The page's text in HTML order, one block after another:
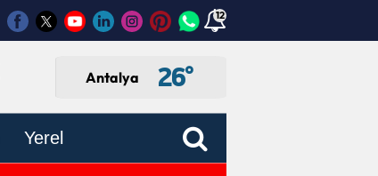
12
Antalya 26°
Yerel